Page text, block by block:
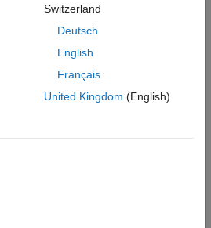
시스템
Switzerland
Deutsch
English
Français
United Kingdom (English)